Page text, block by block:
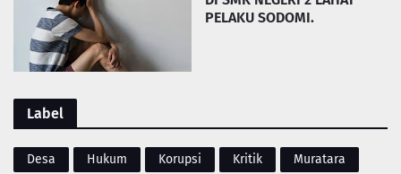
PELAKU SODOMI.
Label
Desa Hukum Korupsi Kritik Muratara